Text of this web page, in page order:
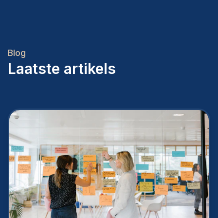
Blog
Laatste artikels